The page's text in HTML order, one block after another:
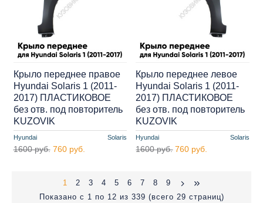
Hyundai Solaris
Крыло переднее правое
Hyundai Solaris 1 (2011-
2017) ПЛАСТИКОВОЕ
без отв. под повторитель
KUZOVIK
1600 руб. 760 руб.
Hyundai Solaris
Крыло переднее левое
Hyundai Solaris 1 (2011-
2017) ПЛАСТИКОВОЕ
без отв. под повторитель
KUZOVIK
1600 руб. 760 руб.
1 2 3 4 5 6 7 8
9
Показано с 1 по 12 из 339 (всего 29 страниц)